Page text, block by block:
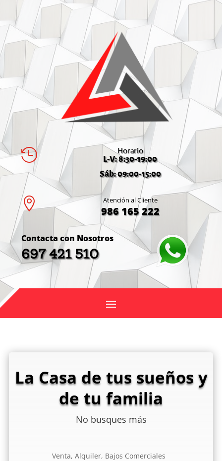
 Horario
L-V: 8:30-19:00
Sáb: 09:00-15:00
 Atención al Cliente
986 165 222
Contacta con Nosotros
697 421 510
La Casa de tus sueños y
de tu familia
No busques más
Venta, Alquiler, Bajos Comerciales